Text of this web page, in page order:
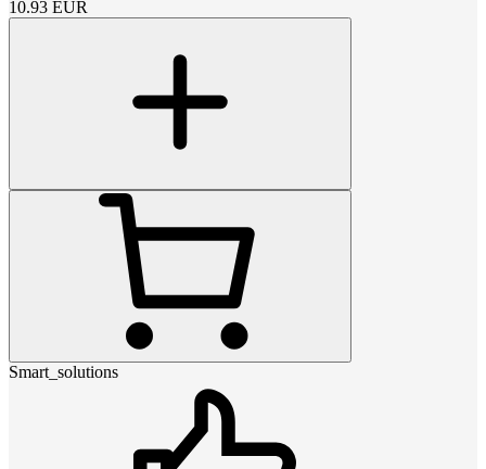
10.93 EUR
Smart_solutions